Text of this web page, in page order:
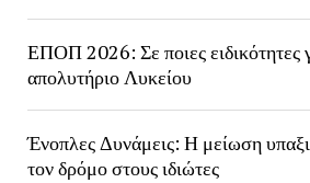
ΕΠΟΠ 2026: Σε ποιες ειδικότητες
απολυτήριο Λυκείου
Ένοπλες Δυνάμεις: Η μείωση
τον δρόμο στους ιδιώτες